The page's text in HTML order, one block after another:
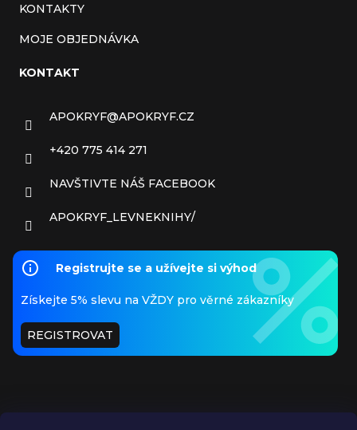
KONTAKTY
MOJE OBJEDNÁVKA
KONTAKT
APOKRYF@APOKRYF.CZ
+420 775 414 271
NAVŠTIVTE NÁŠ FACEBOOK
APOKRYF_LEVNEKNIHY/
Registrujte se a užívejte si výhod
Získejte 5% slevu na VŽDY pro věrné zákazníky
REGISTROVAT